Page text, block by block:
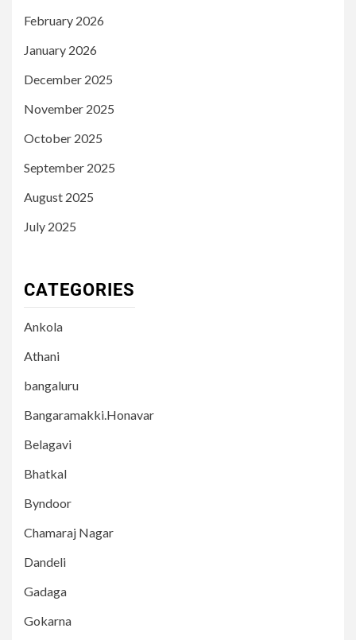
February 2026
January 2026
December 2025
November 2025
October 2025
September 2025
August 2025
July 2025
CATEGORIES
Ankola
Athani
bangaluru
Bangaramakki.Honavar
Belagavi
Bhatkal
Byndoor
Chamaraj Nagar
Dandeli
Gadaga
Gokarna